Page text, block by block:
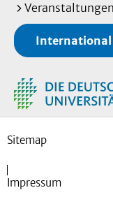
Sitemap
Impressum